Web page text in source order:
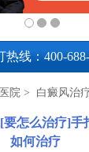
热线：400-
院 > 白癜风治
要怎么治疗]手
如何治疗